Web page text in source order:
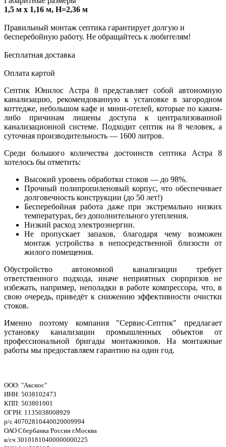
1,5 м x 1,16 м, H=2,36 м
Правильный монтаж септика гарантирует долгую и
бесперебойную работу. Не обращайтесь к любителям!
Бесплатная доставка
Оплата картой
Септик Юнилос Астра 8 представляет собой автономную
канализацию, рекомендованную к установке в загородном
коттедже, небольшом кафе и мини-отелей, которые по каким-
либо причинам лишены доступа к централизованной
канализационной системе. Подходит септик на 8 человек, а
суточная производительность — 1600 литров.
Среди большого количества достоинств септика Астра 8
хотелось бы отметить:
Высокий уровень обработки стоков — до 98%.
Прочный полипропиленовый корпус, что обеспечивает
долговечность конструкции (до 50 лет!)
Бесперебойная работа даже при экстремально низких
температурах, без дополнительного утепления.
Низкий расход электроэнергии.
Не пропускает запахов, благодаря чему возможен
монтаж устройства в непосредственной близости от
жилого помещения.
Обустройство автономной канализации требует
ответственного подхода, иначе неприятных сюрпризов не
избежать, например, неполадки в работе компрессора, что, в
свою очередь, приведёт к снижению эффективности очистки
стоков.
Именно поэтому компания "Сервис-Септик" предлагает
установку канализации промышленных объектов от
профессиональной бригады монтажников. На монтажные
работы мы предоставляем гарантию на один год.
ООО: "Аксиос"
ИНН: 5038102473
КПП: 503801001
ОГРН: 1135038008929
р/с 40702810440020009994
ОАО Сбербанка России г.Москва
к/сч 30101810400000000225